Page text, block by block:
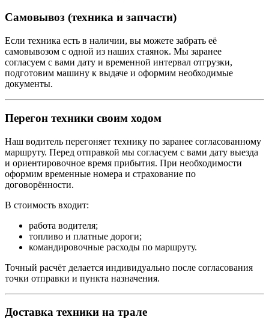
Самовывоз (техника и запчасти)
Если техника есть в наличии, вы можете забрать её
самовывозом с одной из наших стаянок. Мы заранее
согласуем с вами дату и временной интервал отгрузки,
подготовим машину к выдаче и оформим необходимые
документы.
Перегон техники своим ходом
Наш водитель перегоняет технику по заранее согласованному
маршруту. Перед отправкой мы согласуем с вами дату выезда
и ориентировочное время прибытия. При необходимости
оформим временные номера и страхование по
договорённости.
В стоимость входит:
работа водителя;
топливо и платные дороги;
командировочные расходы по маршруту.
Точный расчёт делается индивидуально после согласования
точки отправки и пункта назначения.
Доставка техники на трале